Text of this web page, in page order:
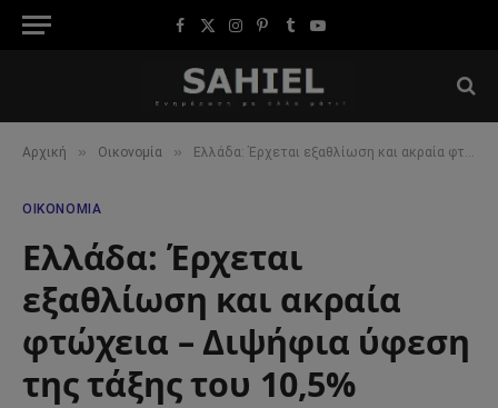
Facebook
X
Instagram
Pinterest
TumblrYouTube
Αρχική » Οικονομία » Ελλάδα: Έρχεται εξαθλίωση και ακραία φτώχεια – Διψήφια ύφεση της τάξης του 10,5%
ΟΙΚΟΝΟΜΊΑ
Ελλάδα: Έρχεται
εξαθλίωση και ακραία
φτώχεια – Διψήφια ύφεση
της τάξης του 10,5%